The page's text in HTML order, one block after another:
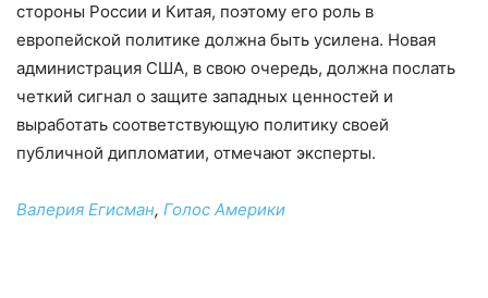
стороны России и Китая, поэтому его роль в
европейской политике должна быть усилена. Новая
администрация США, в свою очередь, должна послать
четкий сигнал о защите западных ценностей и
выработать соответствующую политику своей
публичной дипломатии, отмечают эксперты.
Валерия Егисман, Голос Америки